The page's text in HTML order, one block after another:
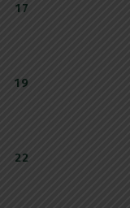
17
19
22